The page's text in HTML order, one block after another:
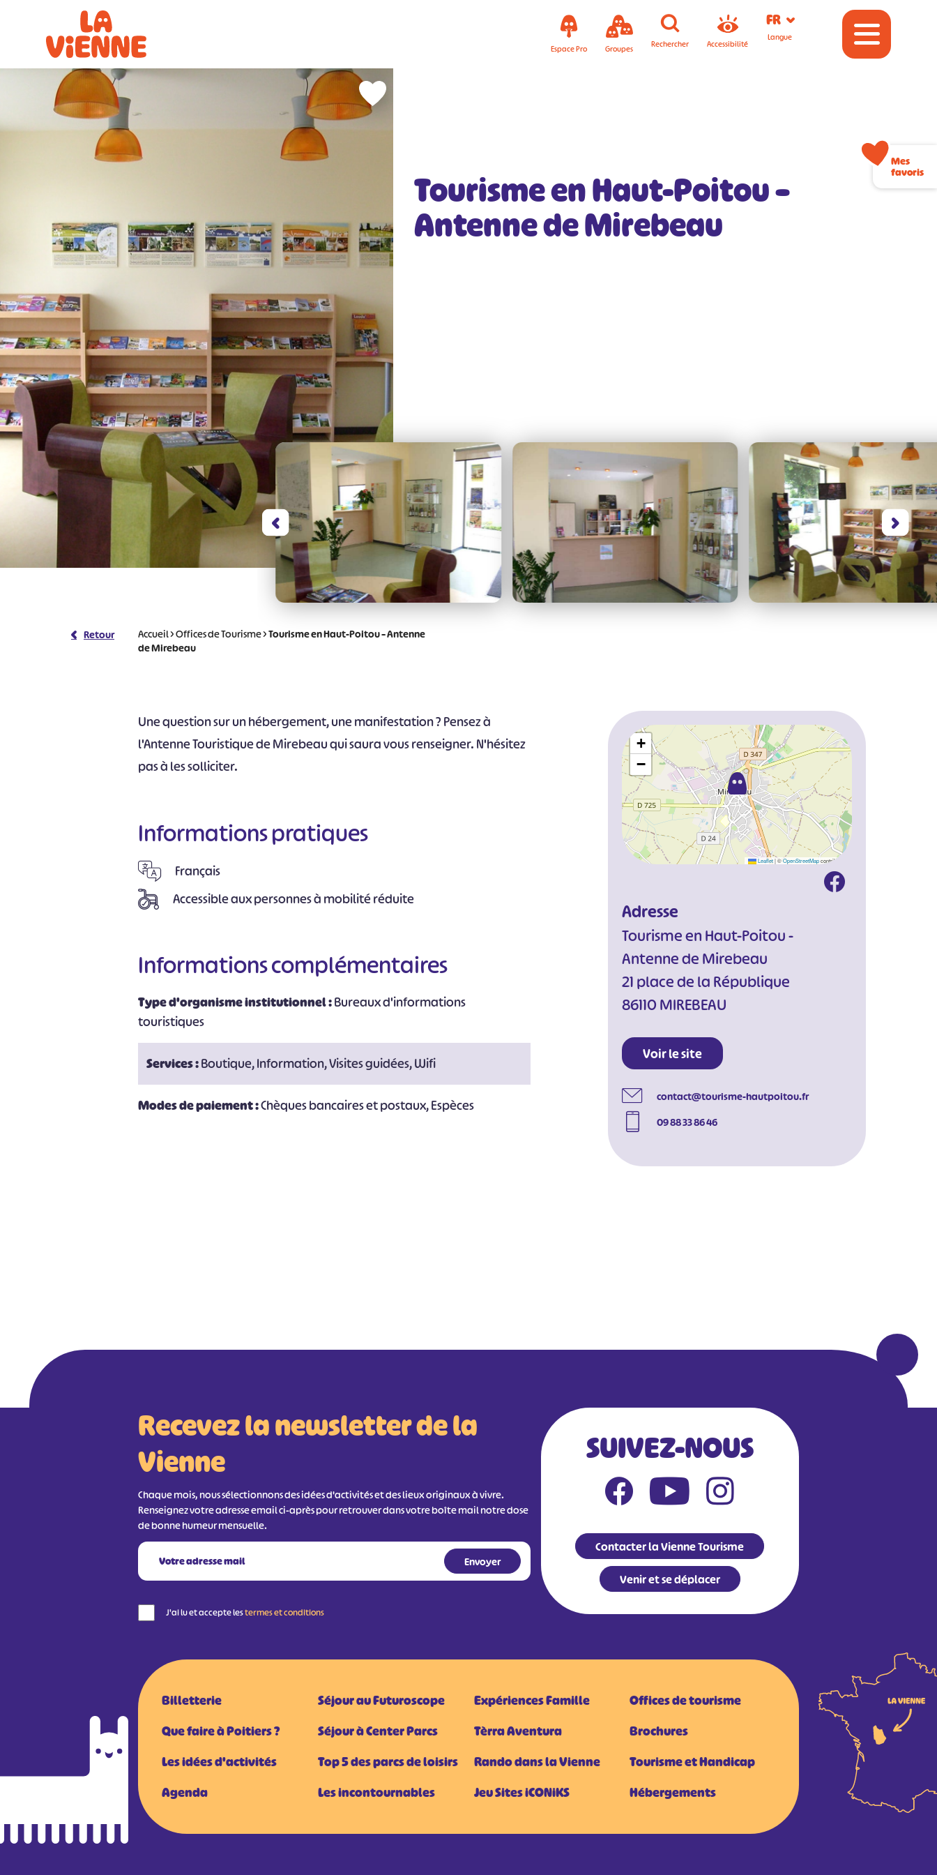
Espace Pro Groupes Rechercher Accessibilité
FR
Langue
Tourisme en Haut-Poitou –
Antenne de Mirebeau
Retour Accueil>Offices de Tourisme>Tourisme en Haut-Poitou – Antenne
de Mirebeau
Une question sur un hébergement, une manifestation ? Pensez à
l'Antenne Touristique de Mirebeau qui saura vous renseigner. N'hésitez
pas à les solliciter.
Informations pratiques
Français
Accessible aux personnes à mobilité réduite
Informations complémentaires
Type d'organisme institutionnel :Bureaux d'informations
touristiques
Services :Boutique, Information, Visites guidées, Wifi
Modes de paiement :Chèques bancaires et postaux, Espèces
+
−
Leaflet|©OpenStreetMapcontributors
Adresse
Tourisme en Haut-Poitou -
Antenne de Mirebeau
21 place de la République
86110 MIREBEAU
Voir le site
contact@tourisme-hautpoitou.fr
09 88 33 86 46
Recevez la newsletter de la
Vienne
Chaque mois, nous sélectionnons des idées d'activités et des lieux originaux à vivre.
Renseignez votre adresse email ci-après pour retrouver dans votre boîte mail notre dose
de bonne humeur mensuelle.
J'ai lu et accepte lestermes et conditions
SUIVEZ-NOUS
Contacter la Vienne Tourisme
Venir et se déplacer
Billetterie
Que faire à Poitiers ?
Les idées d'activités
Agenda
Séjour au Futuroscope
Séjour à Center Parcs
Top 5 des parcs de loisirs
Les incontournables
Expériences Famille
Tèrra Aventura
Rando dans la Vienne
Jeu Sites iCONiKS
Offices de tourisme
Brochures
Tourisme et Handicap
Hébergements
# # # #
Mes
favoris
Panneau de gestion des cookies